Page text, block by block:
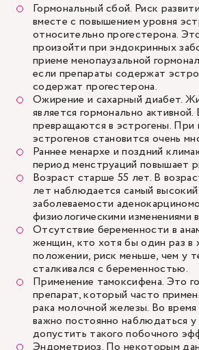
Гормональный сбой. Риск
вместе с повышением уровня
относительно прогестерона.
произойти при эндокринных
приеме менопаузальной
если препараты содержат
содержат прогестерона.
Ожирение и сахарный диабет.
является гормонально
превращаются в эстрогены. При
эстрогенов становится очень
Раннее менархе и поздний
период менструаций повышает
Возраст старше 55 лет. В
лет наблюдается самый
заболеваемости
физиологическими изменениями
Отсутствие беременности в
женщин, кто хотя бы один раз в
положении, риск меньше, чем у
сталкивался с беременностью.
Применение тамоксифена. Это
препарат, который часто
рака молочной железы. Во время
важно постоянно наблюдаться
допустить такого побочного